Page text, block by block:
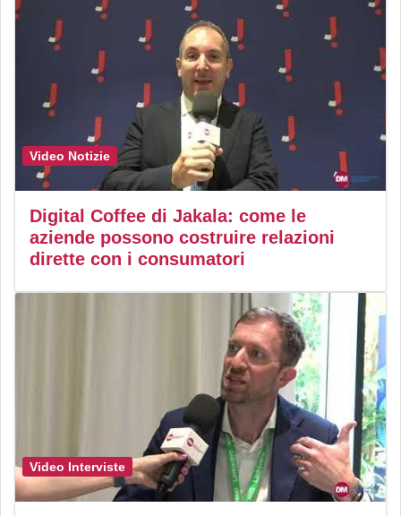
Video Notizie
Digital Coffee di Jakala: come le
aziende possono costruire relazioni
dirette con i consumatori
Video Interviste